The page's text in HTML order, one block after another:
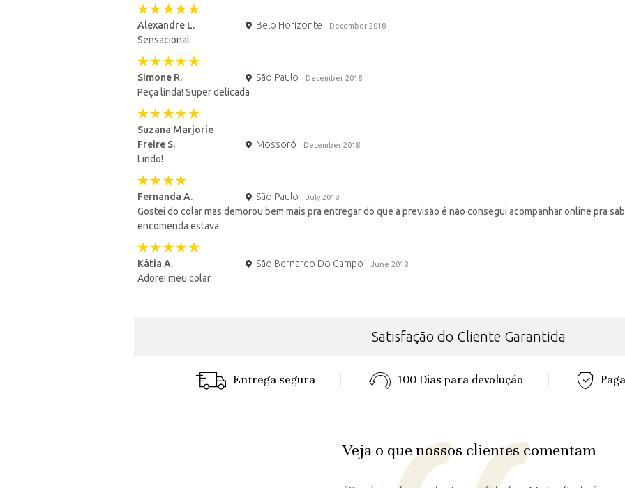
Alexandre L. Belo Horizonte December 2018
Sensacional
Simone R. São Paulo December 2018
Peça linda! Super delicada
Suzana Marjorie
Freire S.
Mossoró December 2018
Lindo!
Fernanda A. São Paulo July 2018
Gostei do colar mas demorou bem mais pra entregar do que a previsão é não consegui acompanhar online pra
encomenda estava.
Kátia A. São Bernardo Do Campo June 2018
Adorei meu colar.
Satisfação do Cliente Garantida
Entrega segura 100 Dias para devoluçáo
Veja o que nossos clientes comentam